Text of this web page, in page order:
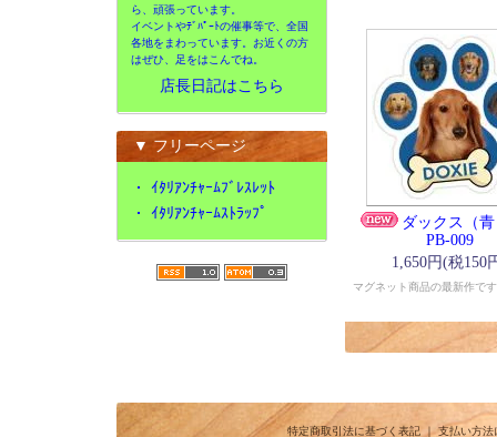
ら、頑張っています。
イベントやﾃﾞﾊﾟｰﾄの催事等で、全国
各地をまわっています。お近くの方
はぜひ、足をはこんでね。
店長日記はこちら
▼ フリーページ
・ ｲﾀﾘｱﾝﾁｬｰﾑﾌﾞﾚｽﾚｯﾄ
・ ｲﾀﾘｱﾝﾁｬｰﾑｽﾄﾗｯﾌﾟ
ダックス
PB-009
1,650円(税150
マグネット商品の最新作です
特定商取引法に基づく表記｜支払い方法